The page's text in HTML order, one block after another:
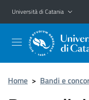
Vai al contenuto principale
Vai al menu di navigazione
Università di Catania
Home > Bandi e